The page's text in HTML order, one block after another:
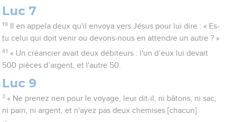
Luc 7
19
Il en appela deux qu'il envoya vers Jésus pour lui dire : « Es-
tu celui qui doit venir ou devons-nous en attendre un autre ? »
41 « Un créancier avait deux débiteurs : l'un d’eux lui devait
500 pièces d’argent, et l'autre 50.
Luc 9
3 « Ne prenez rien pour le voyage, leur dit-il, ni bâtons, ni sac,
ni pain, ni argent, et n'ayez pas deux chemises [chacun].